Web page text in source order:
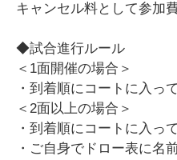
キャンセル料として参加
◆試合進行ルール
＜1面開催の場合＞
・到着順にコートに入っ
＜2面以上の場合＞
・到着順にコートに入っ
・ご自身でドロー表に名